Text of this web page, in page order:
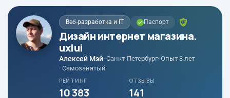
Веб-разработка и IT Паспорт
Дизайн интернет магазина.
ux|ui
Алексей Мэй· Санкт-Петербург· Опыт 8 лет
· Самозанятый
РЕЙТИНГ
10 383
ОТЗЫВЫ
141